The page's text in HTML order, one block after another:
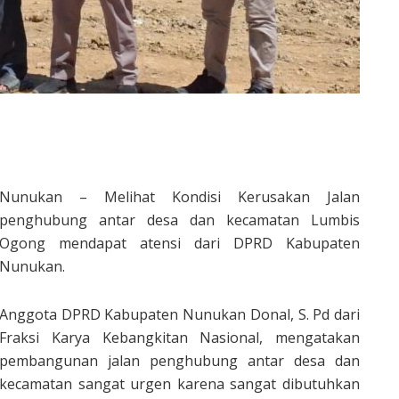
Nunukan – Melihat Kondisi Kerusakan Jalan
penghubung antar desa dan kecamatan Lumbis
Ogong mendapat atensi dari DPRD Kabupaten
Nunukan.
Anggota DPRD Kabupaten Nunukan Donal, S. Pd dari
Fraksi Karya Kebangkitan Nasional, mengatakan
pembangunan jalan penghubung antar desa dan
kecamatan sangat urgen karena sangat dibutuhkan